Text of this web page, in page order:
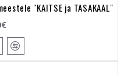
"KAITSE ja TASAKAAL"